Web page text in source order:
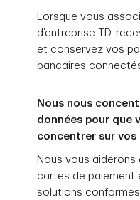
Lorsque vous
d’entreprise TD,
et conservez vos
bancaires
Nous nous
données pour que
concentrer sur
Nous vous
cartes de paiement
solutions